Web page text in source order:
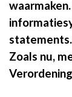
statements.
Zoals nu,